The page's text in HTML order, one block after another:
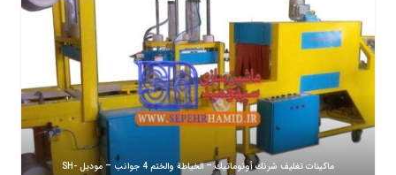
ماكينات تغليف شرنك أوتوماتيك – الخياطة والختم 4 جوانب – موديل SH-